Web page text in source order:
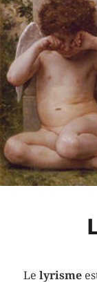
Le lyrisme